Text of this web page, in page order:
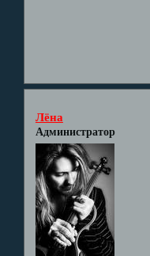
Лёна
Администратор